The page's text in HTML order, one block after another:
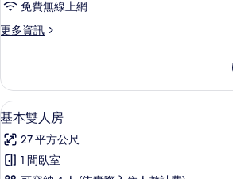
客
的
所
有
相
片
免費無線上網
更多資訊
更
開
放
式
房
的
詳
顯
示
基
本
基本雙人
4
基本雙人房
27 平方公尺
1 間臥室